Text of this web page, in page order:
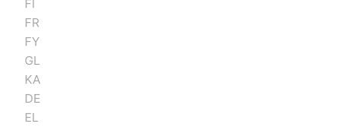
FI
FR
FY
GL
KA
DE
EL